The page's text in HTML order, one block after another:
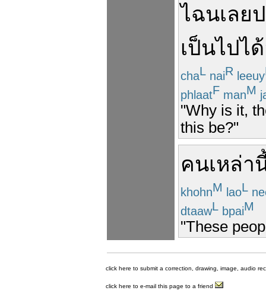
ไฉนเลย
เป็นไปได้
chaL naiR leeuy
phlaatF manM
"Why is it,
this be?"
คนเหล่า
khohnM laoL
dtaawL bpaiM
"These
click here to submit a correction, drawing, image, audio
click here to e-mail this page to a friend